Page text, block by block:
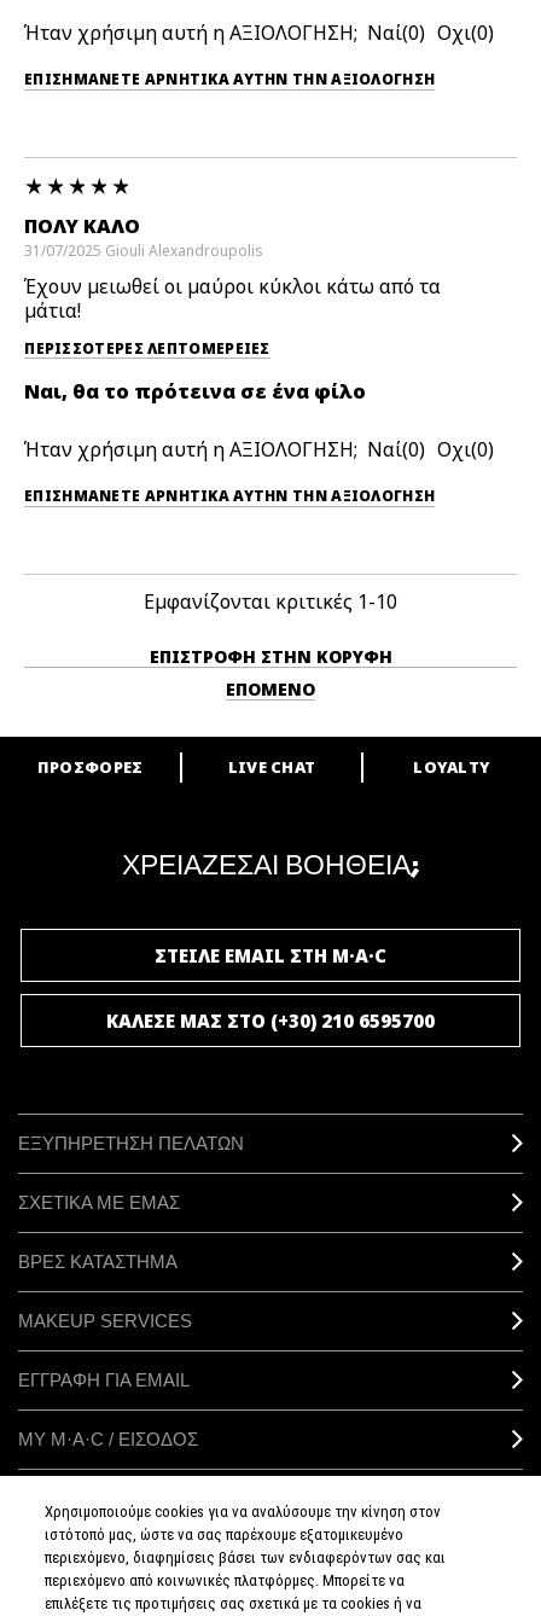
Ήταν χρήσιμη αυτή η ΑΞΙΟΛΟΓΗΣΗ; 0 0
ΕΠΙΣΗΜΆΝΕΤΕ ΑΡΝΗΤΙΚΆ ΑΥΤΉΝ ΤΗΝ ΑΞΙΟΛΟΓΗΣΗ
ΠΟΛΎ ΚΑΛΌ
31/07/2025 Giouli Alexandroupolis
Έχουν μειωθεί οι μαύροι κύκλοι κάτω από τα
μάτια!
ΠΕΡΙΣΣΌΤΕΡΕΣ ΛΕΠΤΟΜΈΡΕΙΕΣ
Ναι, θα το πρότεινα σε ένα φίλο
Ήταν χρήσιμη αυτή η ΑΞΙΟΛΟΓΗΣΗ; 0 0
ΕΠΙΣΗΜΆΝΕΤΕ ΑΡΝΗΤΙΚΆ ΑΥΤΉΝ ΤΗΝ ΑΞΙΟΛΟΓΗΣΗ
Εμφανίζονται κριτικές 1-10
ΕΠΙΣΤΡΟΦΉ ΣΤΗΝ ΚΟΡΥΦΉ
ΕΠΌΜΕΝΟ
ARE YOU A M·A·C LOVER?
ΠΡΟΣΦΟΡΕΣ LIVE CHAT LOYALTY
ΧΡΕΙΑΖΕΣΑΙ ΒΟΗΘΕΙΑ;
ΣΤΕΙΛΕ EMAIL ΣΤΗ M·A·C
ΚΑΛΕΣΕ ΜΑΣ ΣΤΟ (+30) 210 6595700
ΕΞΥΠΗΡΕΤΗΣΗ ΠΕΛΑΤΩΝ
ΣΧΕΤΙΚΑ ΜΕ ΕΜΑΣ
ΒΡΕΣ ΚΑΤΑΣΤΗΜΑ
MAKEUP SERVICES
ΕΓΓΡΑΦΗ ΓΙΑ EMAIL
ΜΥ M·A·C / ΕΙΣΟΔΟΣ
ΣΥΝΔΕΘΕΙΤΕ
Χρησιμοποιούμε cookies για να αναλύσουμε την κίνηση στον
ιστότοπό μας, ώστε να σας παρέχουμε εξατομικευμένο
περιεχόμενο, διαφημίσεις βάσει των ενδιαφερόντων σας και
περιεχόμενο από κοινωνικές πλατφόρμες. Μπορείτε να
επιλέξετε τις προτιμήσεις σας σχετικά με τα cookies ή να